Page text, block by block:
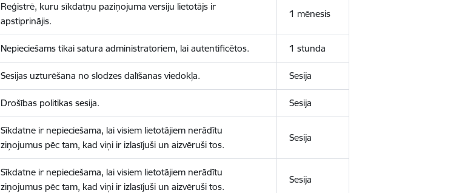
Reģistrē, kuru sīkdatņu paziņojuma versiju lietotājs ir
apstiprinājis.
1 mēnesis
Nepieciešams tikai satura administratoriem, lai autentificētos. 1 stunda
Sesijas uzturēšana no slodzes dalīšanas viedokļa. Sesija
Drošības politikas sesija. Sesija
Sīkdatne ir nepieciešama, lai visiem lietotājiem nerādītu
ziņojumus pēc tam, kad viņi ir izlasījuši un aizvēruši tos.
Sesija
Sīkdatne ir nepieciešama, lai visiem lietotājiem nerādītu
ziņojumus pēc tam, kad viņi ir izlasījuši un aizvēruši tos.
Sesija